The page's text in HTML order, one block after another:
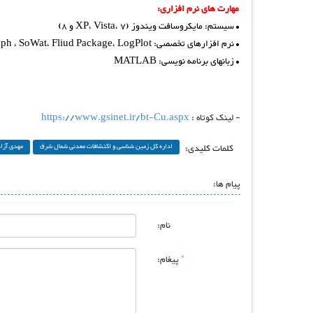
مهارت های نرم افزاری:
• سیستم: مایکروسافت ویندوز (XP، Vista، 7 و 8)
• نرم افزارهای تخصصی: ArcGIS، SPSS، Datamine، Surfer، Igpet، Petrograph ، SoWat، Fliud Package، LogPlot و Microsoft Office
• زبانهای برنامه نویسی: MATLAB
- لینک کوتاه : https://www.gsinet.ir/bt-Cu.aspx
کلمات کلیدی:
اداره کل زمین شناسی و اکتشافات معدنی شمال شرق مهدی
پیام ها:
نام:
*پیغام: